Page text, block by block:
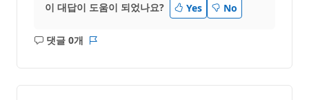
이 대답이 도움이 되었나요? Yes No
댓글 0개
설
음